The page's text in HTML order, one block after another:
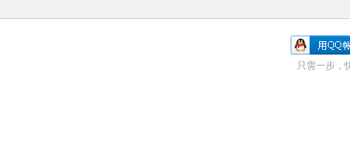
只需一步，